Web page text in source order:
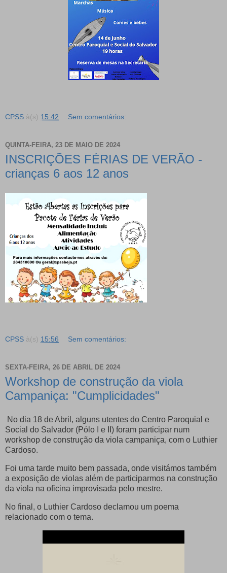
CPSS à(s) 15:42 Sem comentários:
QUINTA-FEIRA, 23 DE MAIO DE 2024
INSCRIÇÕES FÉRIAS DE VERÃO -
crianças 6 aos 12 anos
CPSS à(s) 15:56 Sem comentários:
SEXTA-FEIRA, 26 DE ABRIL DE 2024
Workshop de construção da viola
Campaniça: "Cumplicidades"
No dia 18 de Abril, alguns utentes do Centro Paroquial e
Social do Salvador (Pólo I e II) foram participar num
workshop de construção da viola campaniça, com o Luthier
Cardoso.
Foi uma tarde muito bem passada, onde visitámos também
a exposição de violas além de participarmos na construção
da viola na oficina improvisada pelo mestre.
No final, o Luthier Cardoso declamou um poema
relacionado com o tema.